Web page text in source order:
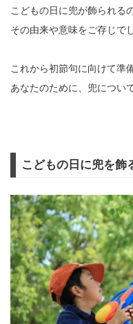
こどもの日に兜が飾られる
その由来や意味をご存じで
これから初節句に向けて準
あなたのために、兜につい
こどもの日に兜を飾